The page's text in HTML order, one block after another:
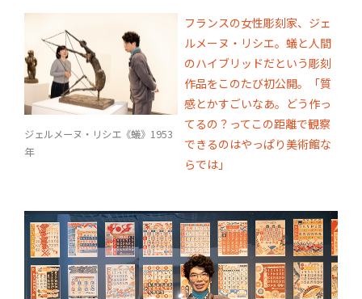
ジェルメーヌ・リシエ《蟻》1953
年
フランスの女性彫刻家、ジェ
ルメーヌ・リシエ。蟻と人間
のハイブリッドだという彫刻
作品をこのたび初公開。「質
感とかすごいなあ。どう作っ
てるの？ってこの距離で観察
できるのはやっぱり美術館な
らでは」